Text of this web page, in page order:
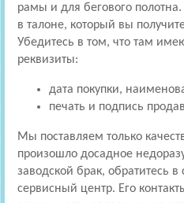
рамы и для бегового
в талоне, который вы
Убедитесь в том, что там
реквизиты:
дата покупки,
печать и подпись
Мы поставляем только
произошло досадное
заводской брак, обратитесь
сервисный центр. Его